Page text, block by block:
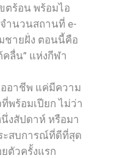
ตร้อน พร้อมไอ
ำนวนสถานที่ e-
ชายฝั่ง ตอนนี้คือ
คลื่น” แห่งกีฬา
อาชีพ แค่มีความ
พร้อมเปียก ไม่ว่า
งสัปดาห์ หรือมา
ะสบการณ์ที่ดีที่สุด
ตัวครั้งแรก